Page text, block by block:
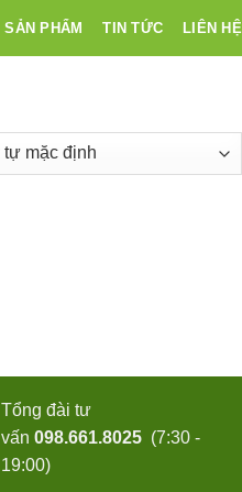
SẢN PHẨM TIN TỨC LIÊN HỆ
Tổng đài tư
vấn 098.661.8025(7:30 -
19:00)